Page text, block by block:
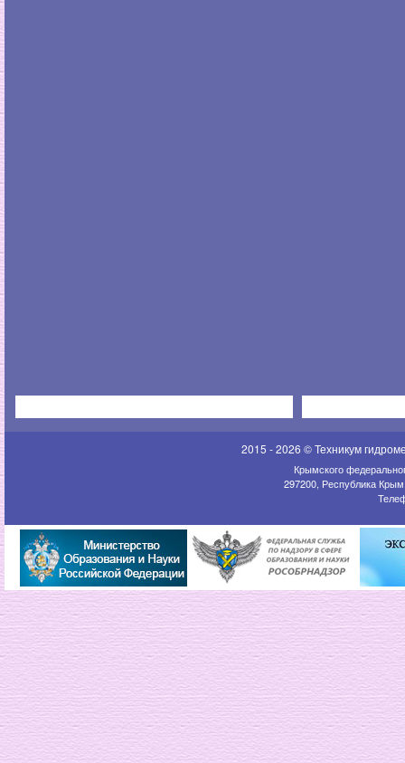
2015 - 2026 © Техникум
Крымского
297200, Республика